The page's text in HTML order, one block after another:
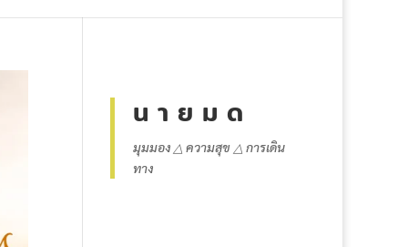
น า ย ม ด
มุมมอง △ ความสุข △ การเดิน
ทาง